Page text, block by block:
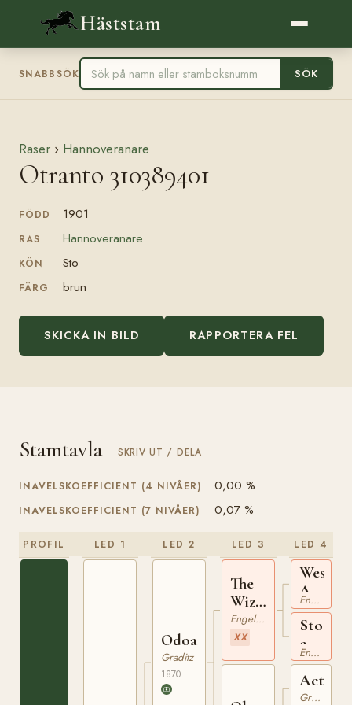
Häststam
SNABBSÖK SÖK
Raser › Hannoveranare
Otranto 310389401
FÖDD 1901
RAS Hannoveranare
KÖN Sto
FÄRG brun
SKICKA IN BILD RAPPORTERA FEL
Stamtavla SKRIV UT / DELA
INAVELSKOEFFICIENT (4 NIVÅER) 0,00 %
INAVELSKOEFFICIENT (7 NIVÅER) 0,07 %
PROFIL LED 1 LED 2
Odoardo
Graditz
1870
LED 3
The
Wizard
xx
Engelskt Fullblod
XX
LED 4
West
xxEngelskt Fullblod
Sto
e
The
Cure
xx
Engelskt Fullblod
Actäon
Graditz